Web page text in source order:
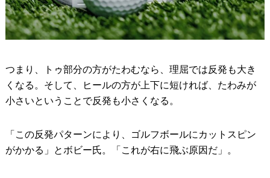
つまり、トゥ部分の方がたわむなら、理屈では反発も大き
くなる。そして、ヒールの方が上下に短ければ、たわみが
小さいということで反発も小さくなる。
「この反発パターンにより、ゴルフボールにカットスピン
がかかる」とボビー氏。「これが右に飛ぶ原因だ」。